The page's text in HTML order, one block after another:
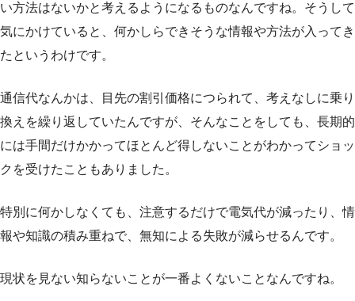
い方法はないかと考えるようになるものなんですね。そうして
気にかけていると、何かしらできそうな情報や方法が入ってき
たというわけです。
通信代なんかは、目先の割引価格につられて、考えなしに乗り
換えを繰り返していたんですが、そんなことをしても、長期的
には手間だけかかってほとんど得しないことがわかってショッ
クを受けたこともありました。
特別に何かしなくても、注意するだけで電気代が減ったり、情
報や知識の積み重ねで、無知による失敗が減らせるんです。
現状を見ない知らないことが一番よくないことなんですね。